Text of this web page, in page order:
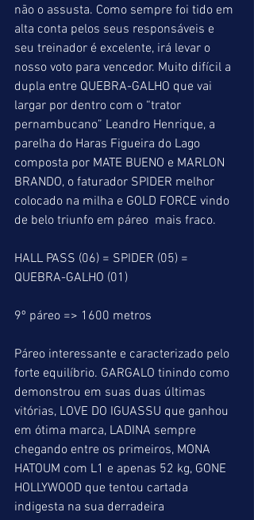
não o assusta. Como sempre foi tido em
alta conta pelos seus responsáveis e
seu treinador é excelente, irá levar o
nosso voto para vencedor. Muito difícil a
dupla entre QUEBRA-GALHO que vai
largar por dentro com o “trator
pernambucano” Leandro Henrique, a
parelha do Haras Figueira do Lago
composta por MATE BUENO e MARLON
BRANDO, o faturador SPIDER melhor
colocado na milha e GOLD FORCE vindo
de belo triunfo em páreo  mais fraco.
HALL PASS (06) = SPIDER (05) =
QUEBRA-GALHO (01)
9º páreo => 1600 metros
Páreo interessante e caracterizado pelo
forte equilíbrio. GARGALO tinindo como
demonstrou em suas duas últimas
vitórias, LOVE DO IGUASSU que ganhou
em ótima marca, LADINA sempre
chegando entre os primeiros, MONA
HATOUM com L1 e apenas 52 kg, GONE
HOLLYWOOD que tentou cartada
indigesta na sua derradeira